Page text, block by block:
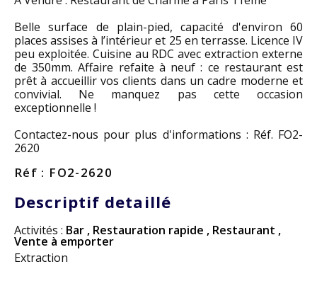
Belle surface de plain-pied, capacité d'environ 60
places assises à l’intérieur et 25 en terrasse. Licence IV
peu exploitée. Cuisine au RDC avec extraction externe
de 350mm. Affaire refaite à neuf : ce restaurant est
prêt à accueillir vos clients dans un cadre moderne et
convivial. Ne manquez pas cette occasion
exceptionnelle !
Contactez-nous pour plus d'informations : Réf. FO2-
2620
Réf : FO2-2620
Descriptif detaillé
Activités : Bar , Restauration rapide , Restaurant ,
Vente à emporter
Extraction